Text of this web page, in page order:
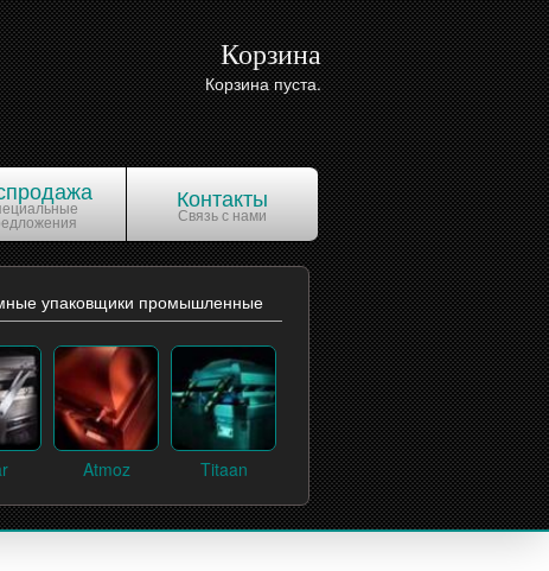
Корзина
Корзина пуста.
Контакты
Связь с нами
упаковщики промышленные
Atmoz Titaan